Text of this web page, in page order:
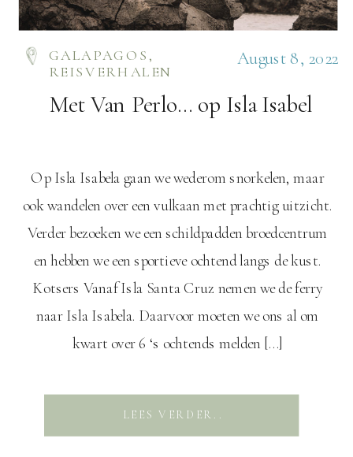
Met Van Perlo… op Isla Isabel
Op Isla Isabela gaan we wederom snorkelen, maar
ook wandelen over een vulkaan met prachtig uitzicht.
Verder bezoeken we een schildpadden broedcentrum
en hebben we een sportieve ochtend langs de kust.
Kotsers Vanaf Isla Santa Cruz nemen we de ferry
naar Isla Isabela. Daarvoor moeten we ons al om
kwart over 6 ‘s ochtends melden […]
LEES VERDER..
GALAPAGOS ,
REISVERHALEN
August 8, 2022